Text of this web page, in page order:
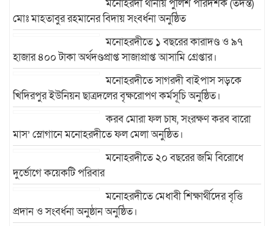
মনোহরদী থানায় পুলিশ পরিদর্শক (তদন্ত)
মোঃ মাহতাবুর রহমানের বিদায় সংবর্ধনা অনুষ্ঠিত
মনোহরদীতে ১ বছরের কারাদণ্ড ও ৯৭
হাজার ৪০০ টাকা অর্থদণ্ডপ্রাপ্ত সাজাপ্রাপ্ত আসামি গ্রেপ্তার।
মনোহরদীতে সাগরদী বাইপাস সড়কে
খিদিরপুর ইউনিয়ন ছাত্রদলের বৃক্ষরোপণ কর্মসূচি অনুষ্ঠিত।
করব মোরা ফল চাষ, সংরক্ষণ করব বারো
মাস’ স্লোগানে মনোহরদীতে ফল মেলা অনুষ্ঠিত।
মনোহরদীতে ২০ বছরের জমি বিরোধে
দুর্ভোগে কয়েকটি পরিবার
মনোহরদীতে মেধাবী শিক্ষার্থীদের বৃত্তি
প্রদান ও সংবর্ধনা অনুষ্ঠান অনুষ্ঠিত।